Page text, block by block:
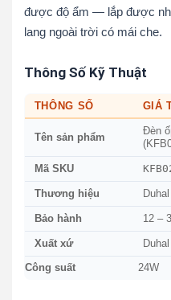
được độ ẩm — lắp được
lang ngoài trời có mái che.
Thông Số Kỹ Thuật
THÔNG SỐ GIÁ
Tên sản phẩm
Đèn
Mã SKU
Thương hiệu Duhal
Bảo hành 12 –
Xuất xứ
Công suất 24W